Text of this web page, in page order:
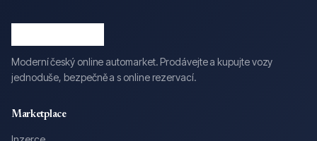
Moderní český online automarket. Prodávejte a kupujte vozy
jednoduše, bezpečně a s online rezervací.
Marketplace